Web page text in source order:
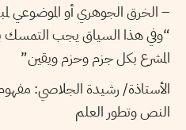
– الخرق الجوهري أو الموضوعي
“وفي هذا السياق يجب التمسك
المشرع بكل جزم وحزم ويقين”
الأستاذة/ رشيدة الجلاصي:
النص وتطور العلم